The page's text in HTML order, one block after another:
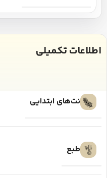
اطلاعات تکمیلی
نت‌های ابتدایی
طبع